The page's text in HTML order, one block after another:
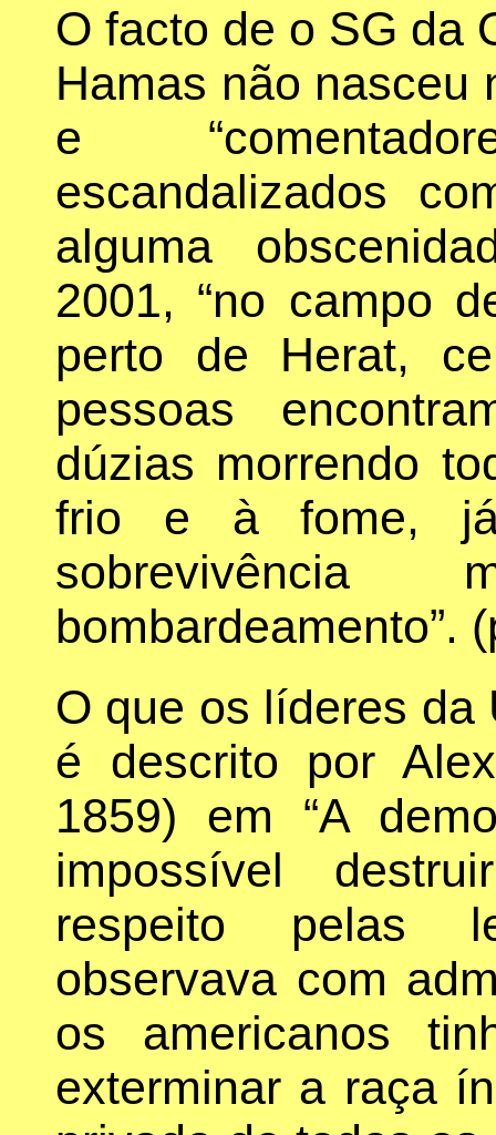
O facto de o SG da
Hamas não nasceu
e
escandalizados
alguma
2001, “no campo
perto de Herat,
pessoas
dúzias morrendo
frio e à fome,
bombardeamento”.
O que os líderes da
é descrito por
1859) em “A
impossível
respeito pelas
observava com
os americanos
exterminar a raça